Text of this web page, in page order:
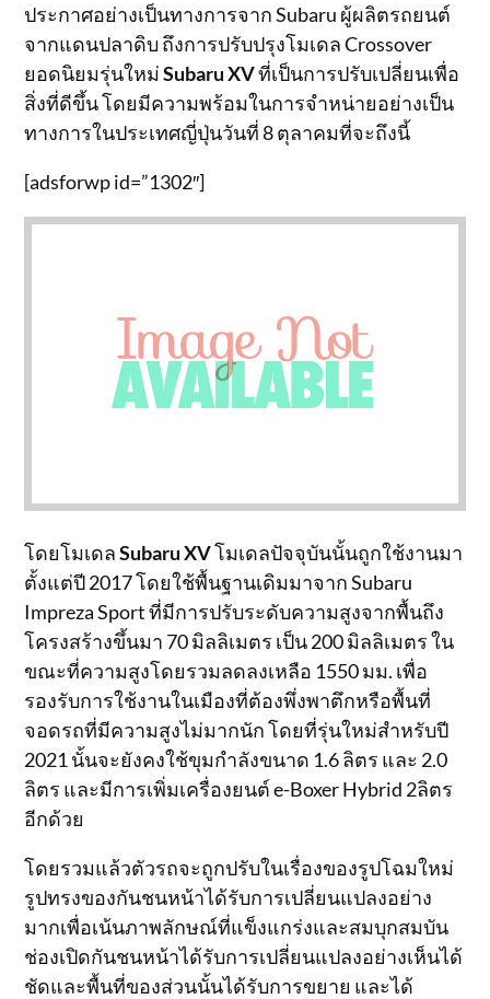
ประกาศอย่างเป็นทางการจาก Subaru ผู้ผลิตรถยนต์
จากแดนปลาดิบ ถึงการปรับปรุงโมเดล Crossover
ยอดนิยมรุ่นใหม่Subaru XVที่เป็นการปรับเปลี่ยนเพื่อ
สิ่งที่ดีขึ้น โดยมีความพร้อมในการจำหน่ายอย่างเป็น
ทางการในประเทศญี่ปุ่นวันที่ 8 ตุลาคมที่จะถึงนี้
[adsforwp id=”1302″]
โดยโมเดลSubaru XVโมเดลปัจจุบันนั้นถูกใช้งานมา
ตั้งแต่ปี 2017 โดยใช้พื้นฐานเดิมมาจาก Subaru
Impreza Sport ที่มีการปรับระดับความสูงจากพื้นถึง
โครงสร้างขึ้นมา 70 มิลลิเมตร เป็น 200 มิลลิเมตร ใน
ขณะที่ความสูงโดยรวมลดลงเหลือ 1550 มม. เพื่อ
รองรับการใช้งานในเมืองที่ต้องพึ่งพาตึกหรือพื้นที่
จอดรถที่มีความสูงไม่มากนัก โดยที่รุ่นใหม่สำหรับปี
2021 นั้นจะยังคงใช้ขุมกำลังขนาด 1.6 ลิตร และ 2.0
ลิตร และมีการเพิ่มเครื่องยนต์ e-Boxer Hybrid 2ลิตร
อีกด้วย
โดยรวมแล้วตัวรถจะถูกปรับในเรื่องของรูปโฉมใหม่
รูปทรงของกันชนหน้าได้รับการเปลี่ยนแปลงอย่าง
มากเพื่อเน้นภาพลักษณ์ที่แข็งแกร่งและสมบุกสมบัน
ช่องเปิดกันชนหน้าได้รับการเปลี่ยนแปลงอย่างเห็นได้
ชัดและพื้นที่ของส่วนนั้นได้รับการขยาย และได้